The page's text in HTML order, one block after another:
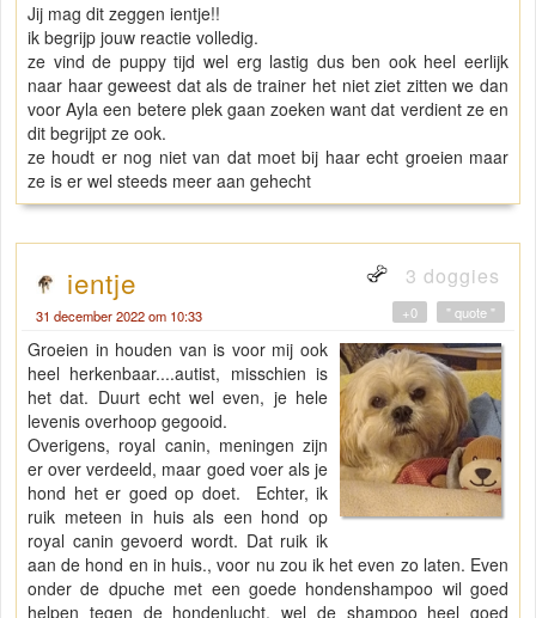
Jij mag dit zeggen ientje!!
ik begrijp jouw reactie volledig.
ze vind de puppy tijd wel erg lastig dus ben ook heel eerlijk
naar haar geweest dat als de trainer het niet ziet zitten we dan
voor Ayla een betere plek gaan zoeken want dat verdient ze en
dit begrijpt ze ook.
ze houdt er nog niet van dat moet bij haar echt groeien maar
ze is er wel steeds meer aan gehecht
ientje 3 doggies
31 december 2022 om 10:33 " quote "
+0
Groeien in houden van is voor mij ook
heel herkenbaar....autist, misschien is
het dat. Duurt echt wel even, je hele
levenis overhoop gegooid.
Overigens, royal canin, meningen zijn
er over verdeeld, maar goed voer als je
hond het er goed op doet. Echter, ik
ruik meteen in huis als een hond op
royal canin gevoerd wordt. Dat ruik ik
aan de hond en in huis., voor nu zou ik het even zo laten. Even
onder de dpuche met een goede hondenshampoo wil goed
helpen tegen de hondenlucht, wel de shampoo heel goed